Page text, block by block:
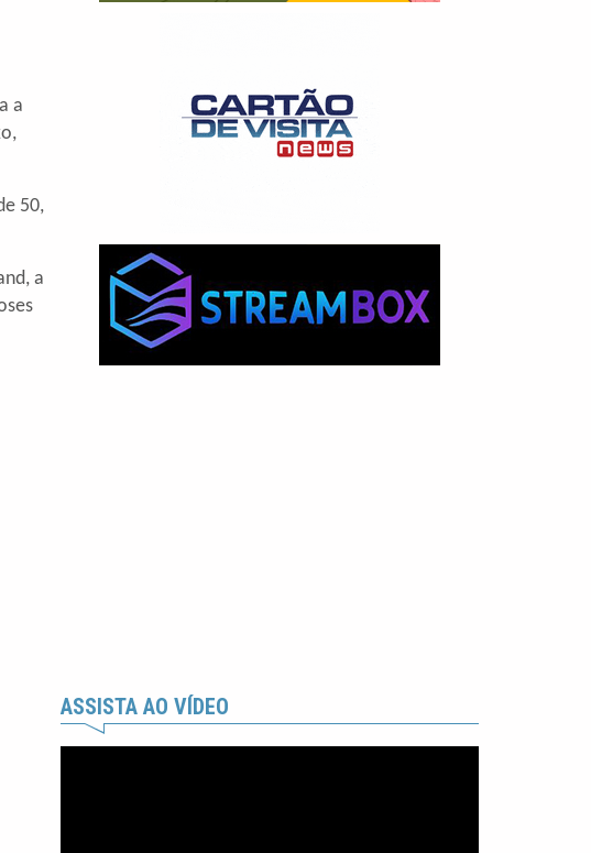
a
50,
a
ASSISTA AO VÍDEO